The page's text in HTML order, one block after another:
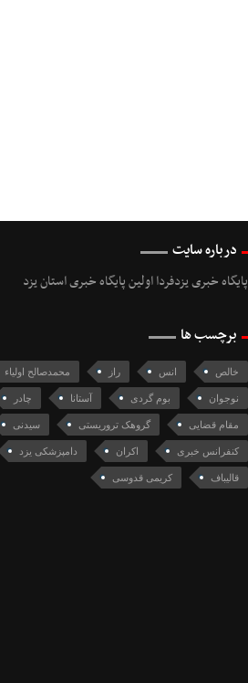
درباره سایت
پایگاه خبری یزدفردا اولین پایگاه خبری استان یزد
برچسب ها
خالص انس راز محمدصالح اولیاء
نوجوان بوم گردی آستانا چادر
مقام قضایی گروهک تروریستی سیدنی
کنفرانس خبری اکران دامپزشکی یزد
قالیباف کریمی قدوسی